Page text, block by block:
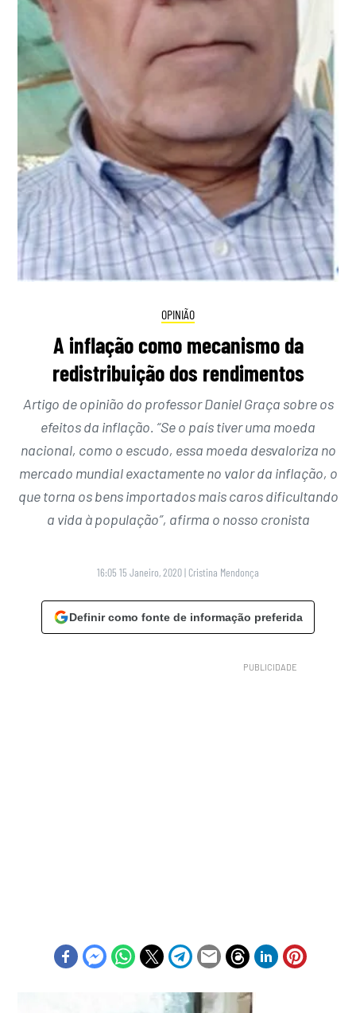
OPINIÃO
A inflação como mecanismo da
redistribuição dos rendimentos
Artigo de opinião do professor Daniel Graça sobre os
efeitos da inflação. “Se o país tiver uma moeda
nacional, como o escudo, essa moeda desvaloriza no
mercado mundial exactamente no valor da inflação, o
que torna os bens importados mais caros dificultando
a vida à população”, afirma o nosso cronista
16:05 15 Janeiro, 2020| Cristina Mendonça
Definir como fonte de informação preferida